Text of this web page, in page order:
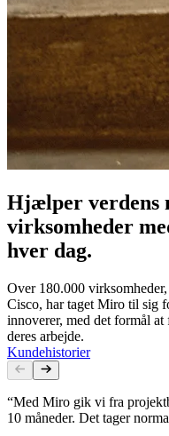
Hjælper verdens
virksomheder
hver dag.
Over 180.000
Cisco, har taget Miro til sig
innoverer, med det formål
deres arbejde.
Kundehistorier
“Med Miro gik vi fra
10 måneder. Det tager